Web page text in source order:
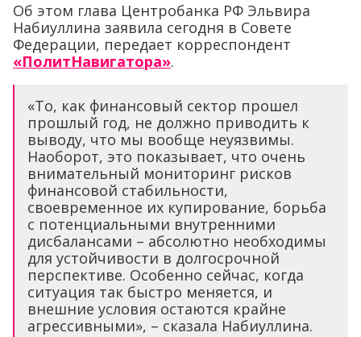
Об этом глава Центробанка РФ Эльвира
Набиуллина заявила сегодня в Совете
Федерации, передает корреспондент
«ПолитНавигатора».
«То, как финансовый сектор прошел
прошлый год, не должно приводить к
выводу, что мы вообще неуязвимы.
Наоборот, это показывает, что очень
внимательный мониторинг рисков
финансовой стабильности,
своевременное их купирование, борьба
с потенциальными внутренними
дисбалансами – абсолютно необходимы
для устойчивости в долгосрочной
перспективе. Особенно сейчас, когда
ситуация так быстро меняется, и
внешние условия остаются крайне
агрессивными», – сказала Набиуллина.